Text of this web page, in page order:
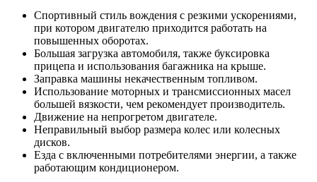
Спортивный стиль вождения с резкими ускорениями,
при котором двигателю приходится работать на
повышенных оборотах.
Большая загрузка автомобиля, также буксировка
прицепа и использования багажника на крыше.
Заправка машины некачественным топливом.
Использование моторных и трансмиссионных масел
большей вязкости, чем рекомендует производитель.
Движение на непрогретом двигателе.
Неправильный выбор размера колес или колесных
дисков.
Езда с включенными потребителями энергии, а также
работающим кондиционером.